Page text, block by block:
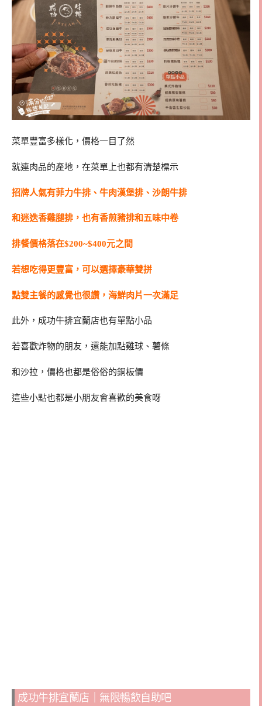
菜單豐富多樣化，價格一目了然
就連肉品的產地，在菜單上也都有清楚標示
招牌人氣有菲力牛排、牛肉漢堡排、沙朗牛排
和迷迭香雞腿排，也有香煎豬排和五味中卷
排餐價格落在$200~$400元之間
若想吃得更豐富，可以選擇豪華雙拼
點雙主餐的感覺也很讚，海鮮肉片一次滿足
此外，成功牛排宜蘭店也有單點小品
若喜歡炸物的朋友，還能加點雞球、薯條
和沙拉，價格也都是俗俗的銅板價
這些小點也都是小朋友會喜歡的美食呀
成功牛排宜蘭店｜無限暢飲自助吧